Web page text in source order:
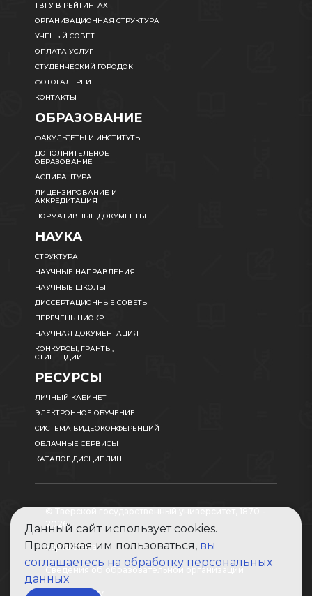
ТВГУ В РЕЙТИНГАХ
ОРГАНИЗАЦИОННАЯ СТРУКТУРА
УЧЕНЫЙ СОВЕТ
ОПЛАТА УСЛУГ
СТУДЕНЧЕСКИЙ ГОРОДОК
ФОТОГАЛЕРЕИ
КОНТАКТЫ
ОБРАЗОВАНИЕ
ФАКУЛЬТЕТЫ И ИНСТИТУТЫ
ДОПОЛНИТЕЛЬНОЕ
ОБРАЗОВАНИЕ
АСПИРАНТУРА
ЛИЦЕНЗИРОВАНИЕ И
АККРЕДИТАЦИЯ
НОРМАТИВНЫЕ ДОКУМЕНТЫ
НАУКА
СТРУКТУРА
НАУЧНЫЕ НАПРАВЛЕНИЯ
НАУЧНЫЕ ШКОЛЫ
ДИССЕРТАЦИОННЫЕ СОВЕТЫ
ПЕРЕЧЕНЬ НИОКР
НАУЧНАЯ ДОКУМЕНТАЦИЯ
КОНКУРСЫ, ГРАНТЫ,
СТИПЕНДИИ
РЕСУРСЫ
ЛИЧНЫЙ КАБИНЕТ
ЭЛЕКТРОННОЕ ОБУЧЕНИЕ
СИСТЕМА ВИДЕОКОНФЕРЕНЦИЙ
ОБЛАЧНЫЕ СЕРВИСЫ
КАТАЛОГ ДИСЦИПЛИН
2026
Карта сайта
Сведения об образовательной организации
Абитуриенту
Данный сайт использует cookies.
Продолжая им пользоваться, вы
соглашаетесь на обработку персональных
данных